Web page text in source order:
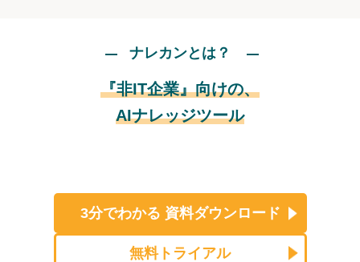
ナレカンとは？
『非IT企業』向けの、
AIナレッジツール
3分でわかる 資料ダウンロード
無料トライアル